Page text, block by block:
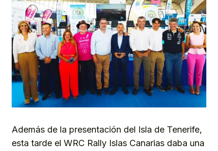
Además de la presentación del Isla de Tenerife,
esta tarde el WRC Rally Islas Canarias daba una